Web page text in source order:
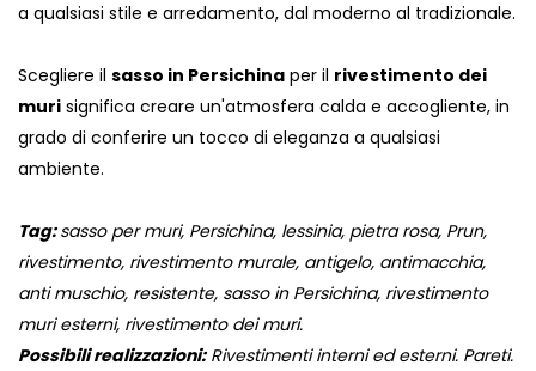
a qualsiasi stile e arredamento, dal moderno al tradizionale.
Scegliere il sasso in Persichina per il rivestimento dei
muri significa creare un'atmosfera calda e accogliente, in
grado di conferire un tocco di eleganza a qualsiasi
ambiente.
Tag:sasso per muri, Persichina, lessinia, pietra rosa, Prun,
rivestimento, rivestimento murale, antigelo, antimacchia,
anti muschio, resistente, sasso in Persichina, rivestimento
muri esterni, rivestimento dei muri.
Possibili realizzazioni:Rivestimenti interni ed esterni. Pareti.